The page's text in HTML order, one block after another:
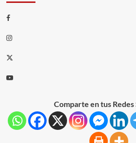
Comparte en tus Redes